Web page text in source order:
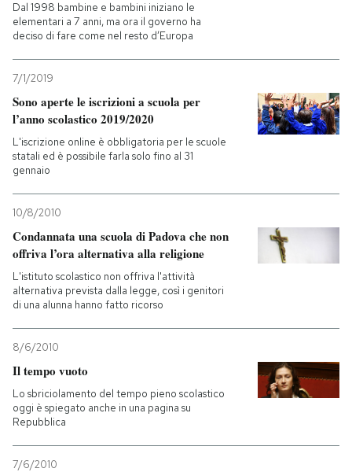
Cultura
Economia
Europa
PODCAST
I MIEI PREFERITI
SHOP
CALENDARIO
AREA PERSONALE
Entra
Dal 1998 bambine e bambini iniziano le
elementari a 7 anni, ma ora il governo ha
deciso di fare come nel resto d’Europa
7/1/2019
Sono aperte le iscrizioni a scuola per
l’anno scolastico 2019/2020
L'iscrizione online è obbligatoria per le scuole
statali ed è possibile farla solo fino al 31
gennaio
10/8/2010
Condannata una scuola di Padova che non
offriva l’ora alternativa alla religione
L'istituto scolastico non offriva l'attività
alternativa prevista dalla legge, così i genitori
di una alunna hanno fatto ricorso
8/6/2010
Il tempo vuoto
Lo sbriciolamento del tempo pieno scolastico
oggi è spiegato anche in una pagina su
Repubblica
7/6/2010